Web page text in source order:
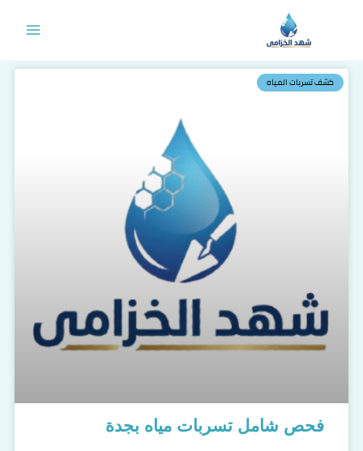
كشف تسربات المياه
فحص شامل تسربات مياه بجدة